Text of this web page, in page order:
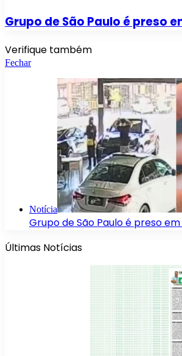
Grupo de São Paulo é preso
Verifique também
Fechar
Notícia
Grupo de São Paulo é preso
Últimas Notícias